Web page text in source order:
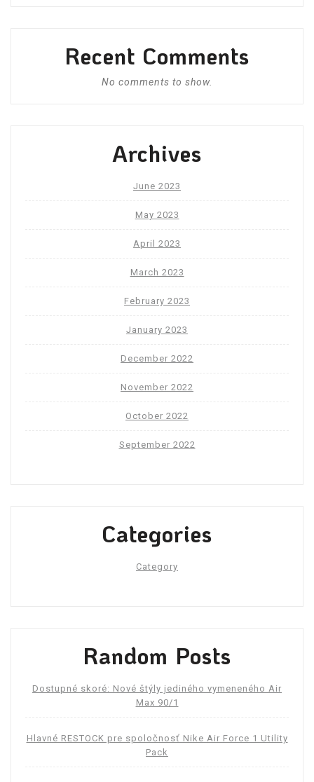
Recent Comments
No comments to show.
Archives
June 2023
May 2023
April 2023
March 2023
February 2023
January 2023
December 2022
November 2022
October 2022
September 2022
Categories
Category
Random Posts
Dostupné skoré: Nové štýly jediného vymeneného Air
Max 90/1
Hlavné RESTOCK pre spoločnosť Nike Air Force 1 Utility
Pack